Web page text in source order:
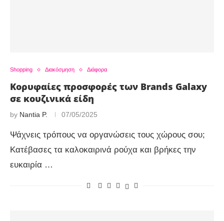
Shopping Διακόσμηση Διάφορα
Κορυφαίες προσφορές των Brands Galaxy
σε κουζινικά είδη
by Nantia P. 07/05/2025
Ψάχνεις τρόπους να οργανώσεις τους χώρους σου;
Κατέβασες τα καλοκαιρινά ρούχα και βρήκες την
ευκαιρία …